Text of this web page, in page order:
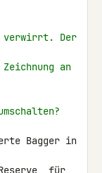
verwirrt. Der
an
Bagger in
für